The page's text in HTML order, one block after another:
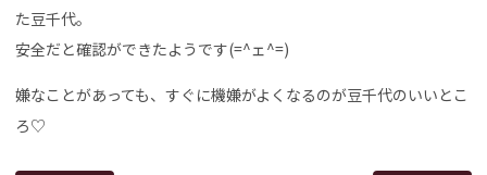
た豆千代。
安全だと確認ができたようです(=^ェ^=)
嫌なことがあっても、すぐに機嫌がよくなるのが豆千代のいいとこ
ろ♡